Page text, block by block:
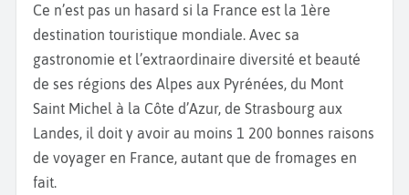
fondées au XIe siècle. Ces édifices majestueux sont
des témoignages de l’architecture romane
normande. La Maison des Quatrans, une superbe
maison à pans de bois du XVe siècle, mérite
également un détour pour son charme médiéval.
Caen est aussi une ville chargée de mémoire. Le
Mémorial de Caen, incontournable, retrace l’histoire
Ce n’est pas un hasard si la France est la 1ère
destination touristique mondiale. Avec sa
gastronomie et l’extraordinaire diversité et beauté
de ses régions des Alpes aux Pyrénées, du Mont
Saint Michel à la Côte d’Azur, de Strasbourg aux
Landes, il doit y avoir au moins 1 200 bonnes raisons
de voyager en France, autant que de fromages en
fait.